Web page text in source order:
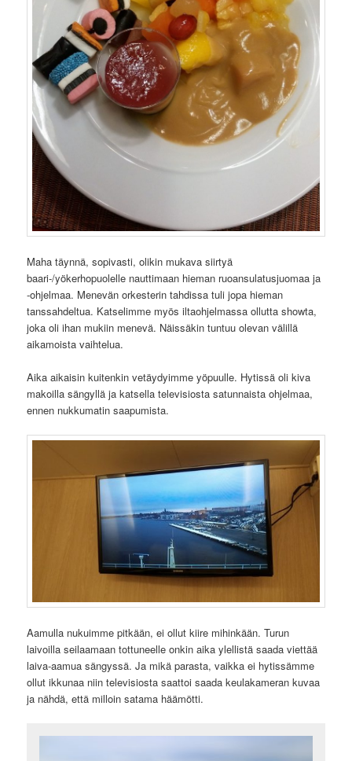
Maha täynnä, sopivasti, olikin mukava siirtyä
baari-/yökerhopuolelle nauttimaan hieman ruoansulatusjuomaa ja
-ohjelmaa. Menevän orkesterin tahdissa tuli jopa hieman
tanssahdeltua. Katselimme myös iltaohjelmassa ollutta showta,
joka oli ihan mukiin menevä. Näissäkin tuntuu olevan välillä
aikamoista vaihtelua.
Aika aikaisin kuitenkin vetäydyimme yöpuulle. Hytissä oli kiva
makoilla sängyllä ja katsella televisiosta satunnaista ohjelmaa,
ennen nukkumatin saapumista.
Aamulla nukuimme pitkään, ei ollut kiire mihinkään. Turun
laivoilla seilaamaan tottuneelle onkin aika ylellistä saada viettää
laiva-aamua sängyssä. Ja mikä parasta, vaikka ei hytissämme
ollut ikkunaa niin televisiosta saattoi saada keulakameran kuvaa
ja nähdä, että milloin satama häämötti.